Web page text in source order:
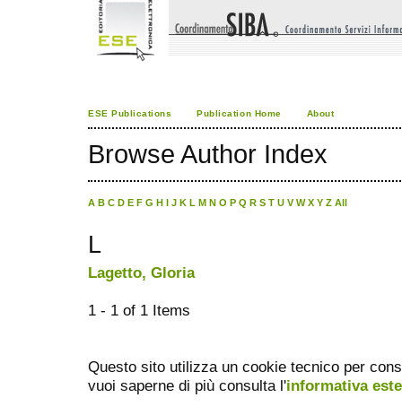
ESE Publications Publication Home About
Browse Author Index
A B C D E F G H I J K L M N O P Q R S T U V W X Y Z All
L
Lagetto, Gloria
1 - 1 of 1 Items
Questo sito utilizza un cookie tecnico per
vuoi saperne di più consulta l'informativa